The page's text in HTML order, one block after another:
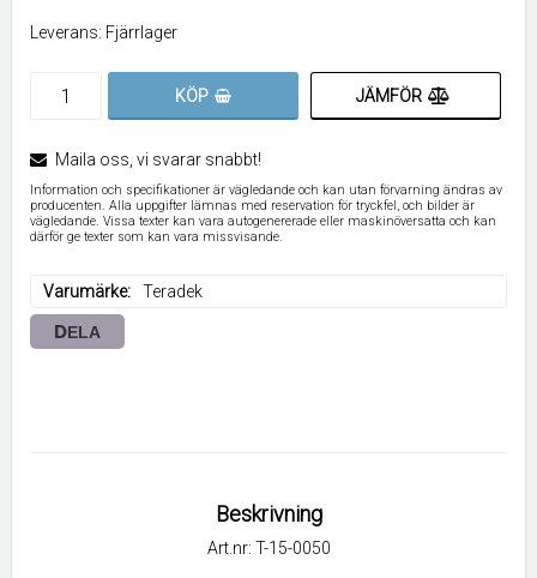
Leverans: Fjärrlager
KÖP JÄMFÖR
Maila oss, vi svarar snabbt!
Information och specifikationer är vägledande och kan utan förvarning ändras av
producenten. Alla uppgifter lämnas med reservation för tryckfel, och bilder är
vägledande. Vissa texter kan vara autogenererade eller maskinöversatta och kan
därför ge texter som kan vara missvisande.
Varumärke Teradek
DELA
Beskrivning
Art.nr: T-15-0050